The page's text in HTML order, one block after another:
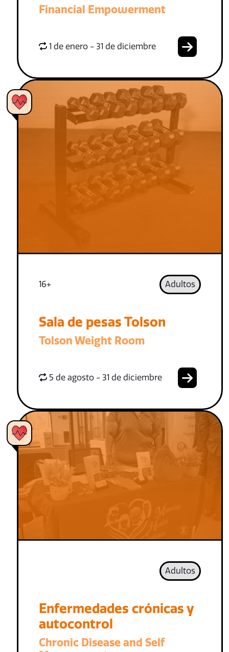
Financial Empowerment
1 de enero - 31 de diciembre
16+ Adultos
Sala de pesas Tolson
Tolson Weight Room
5 de agosto - 31 de diciembre
Adultos
Enfermedades crónicas y
autocontrol
Chronic Disease and Self